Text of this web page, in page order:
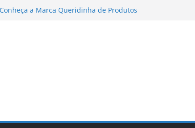
para Instagram Stories, Reels e
A Comprehensive Review of the
Loss Pill
para Trabalho